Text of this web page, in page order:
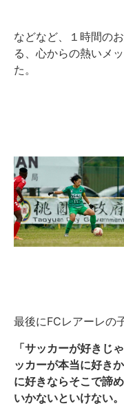
などなど、１時間の
る、心からの熱いメ
た。
最後にFCレアーレの
「サッカーが好きじ
ッカーが本当に好き
に好きならそこで諦
いかないといけない